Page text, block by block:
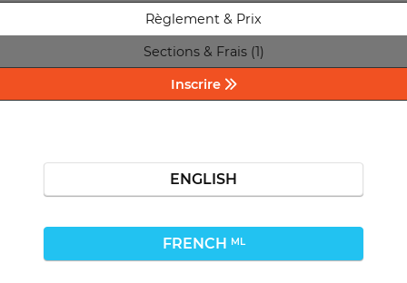
Règlement & Prix
Sections & Frais (1)
Inscrire
ENGLISH
FRENCH ML